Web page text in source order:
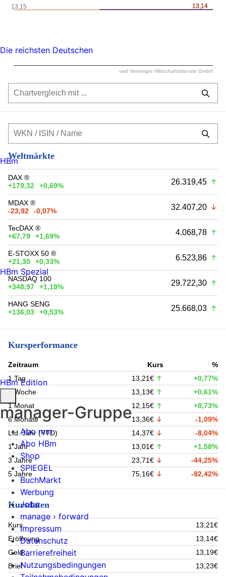
13,14
13,14
13,15
vwd Vereinigte Wirtschaftsdienste GmbH
Weltmärkte
DAX ®
+179,32
+0,69% 26.319,45
MDAX ®
-23,92
-0,07% 32.407,20
TecDAX ®
+67,79
+1,69% 4.068,78
E-STOXX 50 ®
+21,30
+0,33% 6.523,86
NASDAQ 100
+348,97
+1,19% 29.722,30
HANG SENG
+136,03
+0,53% 25.668,03
Kursperformance
Zeitraum Kurs
%
1 Tag
13,21€
+0,77%
1 Woche
13,13€
+0,61%
1 Monat
12,15€
+8,73%
6 Monate
13,36€
-1,09%
Lfd. Jahr (YTD)
14,37€
-8,04%
1 Jahr
13,01€
+1,58%
3 Jahre
23,71€
-44,25%
5 Jahre
75,16€ -82,42%
Kursdaten
Kurs
13,21€
Eröffnung
13,14€
Geld
13,19€
Brief
13,23€
Die reichsten Deutschen
HBm
HBm Spezial
HBm Edition
manager-Gruppe
Abo mm
Abo HBm
Shop
SPIEGEL
BuchMarkt
Werbung
Jobs
manage › forward
Impressum
Datenschutz
Barrierefreiheit
Nutzungsbedingungen